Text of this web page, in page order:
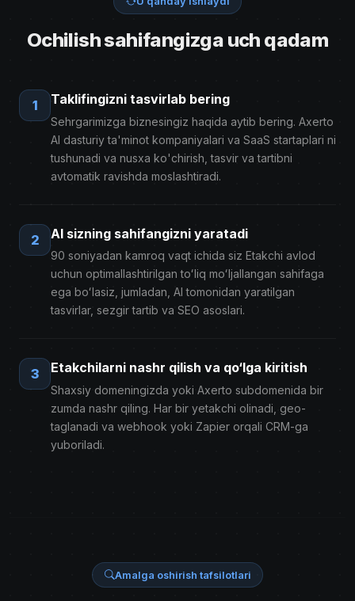
Ochilish sahifangizga uch qadam
1 Taklifingizni tasvirlab bering
Sehrgarimizga biznesingiz haqida aytib bering. Axerto
AI dasturiy ta'minot kompaniyalari va SaaS startaplari ni
tushunadi va nusxa ko'chirish, tasvir va tartibni
avtomatik ravishda moslashtiradi.
2 AI sizning sahifangizni yaratadi
90 soniyadan kamroq vaqt ichida siz Etakchi avlod
uchun optimallashtirilgan toʻliq moʻljallangan sahifaga
ega boʻlasiz, jumladan, AI tomonidan yaratilgan
tasvirlar, sezgir tartib va ​​SEO asoslari.
3 Etakchilarni nashr qilish va qo‘lga kiritish
Shaxsiy domeningizda yoki Axerto subdomenida bir
zumda nashr qiling. Har bir yetakchi olinadi, geo-
taglanadi va webhook yoki Zapier orqali CRM-ga
yuboriladi.
Amalga oshirish tafsilotlari